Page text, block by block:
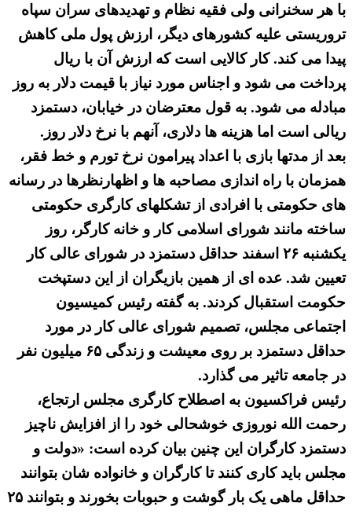
با هر سخنرانی ولی فقیه نظام و تهدیدهای سران سپاه
تروریستی علیه کشورهای دیگر، ارزش پول ملی کاهش
پیدا می کند. کار کالایی است که ارزش آن با ریال
پرداخت می شود و اجناس مورد نیاز با قیمت دلار به روز
مبادله می شود. به قول معترضان در خیابان، دستمزد
ریالی است اما هزینه ها دلاری، آنهم با نرخ دلار روز.
بعد از مدتها بازی با اعداد پیرامون نرخ تورم و خط فقر،
همزمان با راه اندازی مصاحبه ها و اظهارنظرها در رسانه
های حکومتی با افرادی از تشکلهای کارگری حکومتی
ساخته مانند شورای اسلامی کار و خانه کارگر، روز
یکشنبه ۲۶ اسفند حداقل دستمزد در شورای عالی کار
تعیین شد. عده ای از همین بازیگران از این دستپخت
حکومت استقبال کردند. به گفته رئیس کمیسیون
اجتماعی مجلس، تصمیم شورای عالی کار در مورد
حداقل دستمزد بر روی معیشت و زندگی ۶۵ میلیون نفر
در جامعه تاثیر می گذارد.
رئیس فراکسیون به اصطلاح کارگری مجلس ارتجاع،
رحمت الله نوروزی خوشحالی خود را از افزایش ناچیز
دستمزد کارگران این چنین بیان کرده است: «دولت و
مجلس باید کاری کنند تا کارگران و خانواده‌ شان بتوانند
حداقل ماهی یک بار گوشت و حبوبات بخورند و بتوانند ۲۵